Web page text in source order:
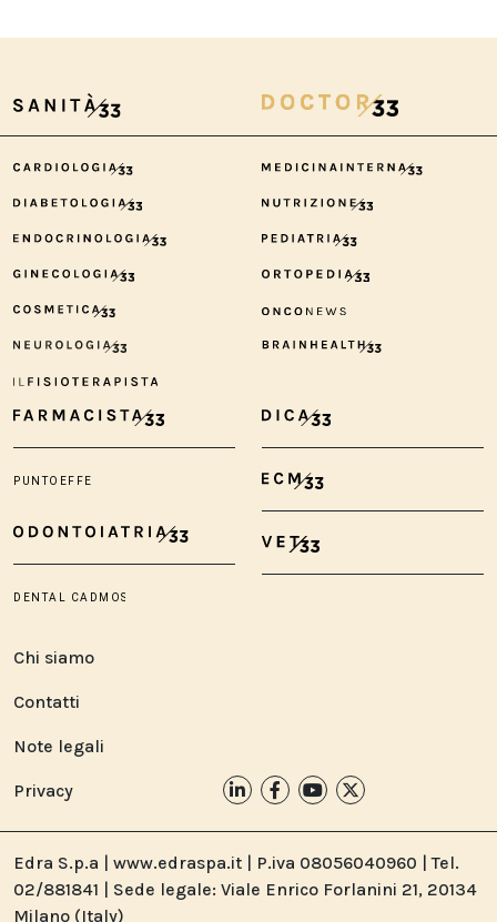
Chi siamo
Contatti
Note legali
Privacy
Edra S.p.a | www.edraspa.it | P.iva 08056040960 | Tel.
02/881841 | Sede legale: Viale Enrico Forlanini 21, 20134
Milano (Italy)